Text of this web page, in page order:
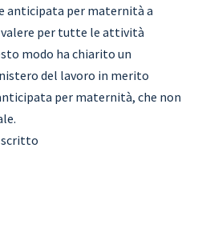
anticipata per maternità a
valere per tutte le attività
modo ha chiarito un
del lavoro in merito
per maternità, che non
scritto